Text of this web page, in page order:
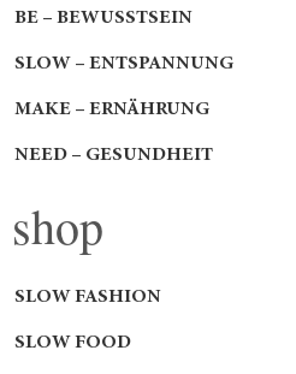
BE – BEWUSSTSEIN
SLOW – ENTSPANNUNG
MAKE – ERNÄHRUNG
NEED – GESUNDHEIT
shop
SLOW FASHION
SLOW FOOD